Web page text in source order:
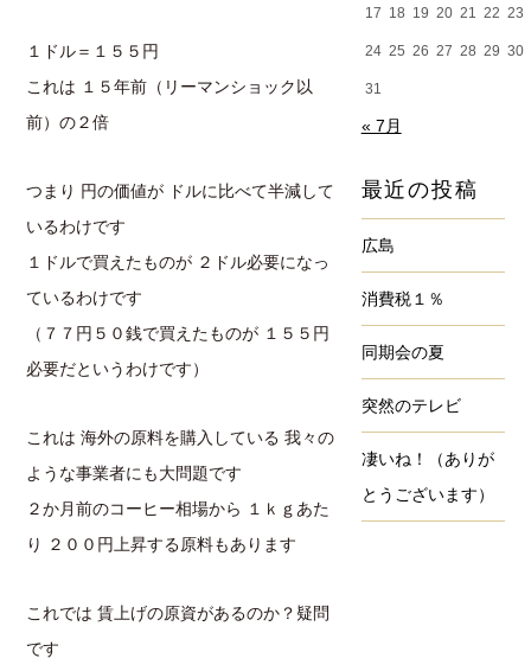
１ドル＝１５５円
これは １５年前（リーマンショック以
前）の２倍
つまり 円の価値が ドルに比べて半減して
いるわけです
１ドルで買えたものが ２ドル必要になっ
ているわけです
（７７円５０銭で買えたものが １５５円
必要だというわけです）
これは 海外の原料を購入している 我々の
ような事業者にも大問題です
２か月前のコーヒー相場から １ｋｇあた
り ２００円上昇する原料もあります
これでは 賃上げの原資があるのか？疑問
です
17 18 19 20 21 22 23
24 25 26 27 28 29 30
31
« 7月
最近の投稿
広島
消費税１％
同期会の夏
突然のテレビ
凄いね！（ありが
とうございます）